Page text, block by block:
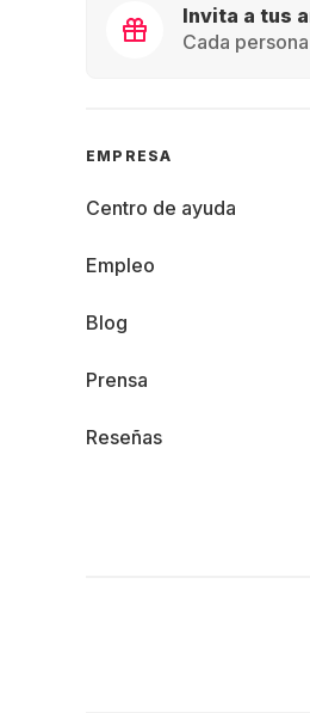
Invita a tus
Cada
EMPRESA
Centro de ayuda
Empleo
Blog
Prensa
Reseñas